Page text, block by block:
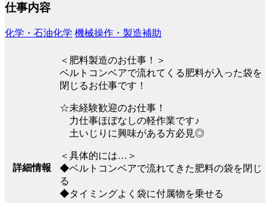
仕事内容
化学・石油化学 機械操作・製造補助
詳細情報
＜肥料製造のお仕事！＞
ベルトコンベアで流れてくる肥料が入った袋を
閉じるお仕事です！
☆未経験歓迎のお仕事！
力仕事ほぼなしの軽作業です♪
土いじりに興味がある方必見◎
＜具体的には…＞
◆ベルトコンベアで流れてきた肥料の袋を閉じ
る
◆タイミングよく袋に付属物を乗せる